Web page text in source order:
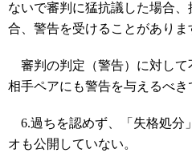
ないで審判に猛抗議した場合
合、警告を受けることがありま
審判の判定（警告）に対して
相手ペアにも警告を与えるべき
6.過ちを認めず、「失格処分
オも公開していない。